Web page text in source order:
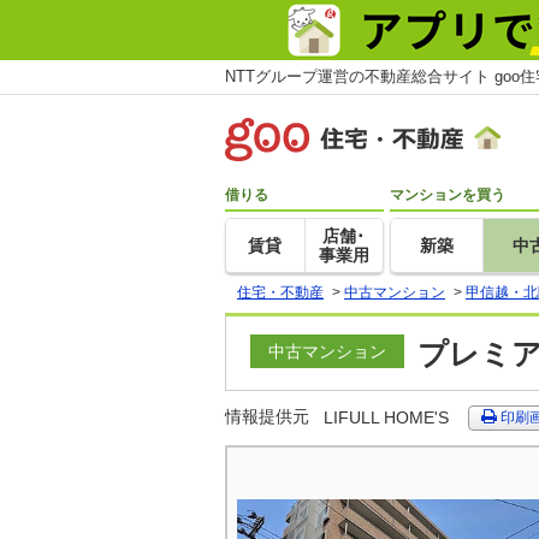
NTTグループ運営の不動産総合サイト goo
借りる
賃貸
店舗･
事業用
マンションを買う
新築 中
住宅・不動産 > 中古マンション > 甲信越・
中古マンション プレミ
情報提供元 LIFULL HOME'S 印刷